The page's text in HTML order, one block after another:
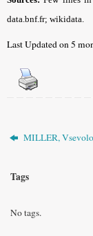
data.bnf.fr; wikidata.
Last Updated on 5
MILLER,
Tags
No tags.